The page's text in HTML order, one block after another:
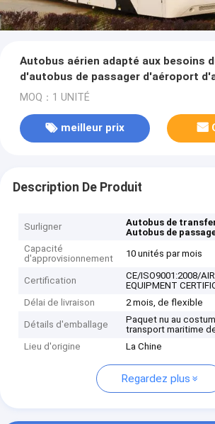
Autobus aérien adapté aux besoins
d'autobus de passager d'aéroport
passagers
MOQ：1 UNITÉ
meilleur prix
Description De Produit
Surligner Autobus de
Autobus de
Capacité
d'approvisionnement
10 unités par mois
Certification
CE/ISO9001:2008/
EQUIPMENT
Délai de livraison
2 mois, de flexible
Détails d'emballage
Paquet nu au
transport maritime
Lieu d'origine
La Chine
Regardez plus